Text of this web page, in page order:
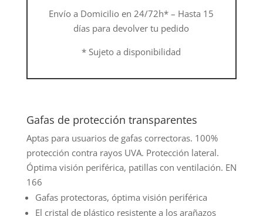
Envío a Domicilio en 24/72h* – Hasta 15
días para devolver tu pedido
* Sujeto a disponibilidad
Gafas de protección transparentes
Aptas para usuarios de gafas correctoras. 100%
protección contra rayos UVA. Protección lateral.
Óptima visión periférica, patillas con ventilación. EN
166
Gafas protectoras, óptima visión periférica
El cristal de plástico resistente a los arañazos